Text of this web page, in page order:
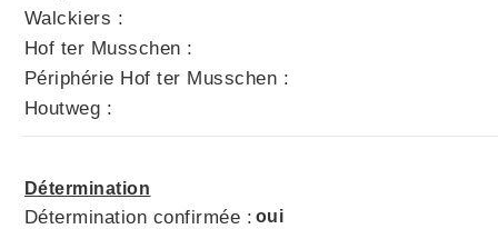
Walckiers :
Hof ter Musschen :
Périphérie Hof ter Musschen :
Houtweg :
Détermination
Détermination confirmée : oui